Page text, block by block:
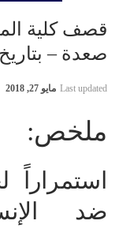
قصف كلية
صعدة – بتاريخ 11 أبريل 2018
Last updated مايو 27, 2018
ملخص:
استمراراً
ضد